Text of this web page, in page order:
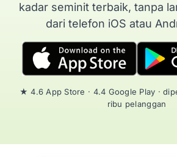
kadar seminit terbaik, tanpa
dari telefon iOS atau
★ 4.6 App Store · 4.4 Google Play ·
ribu pelanggan